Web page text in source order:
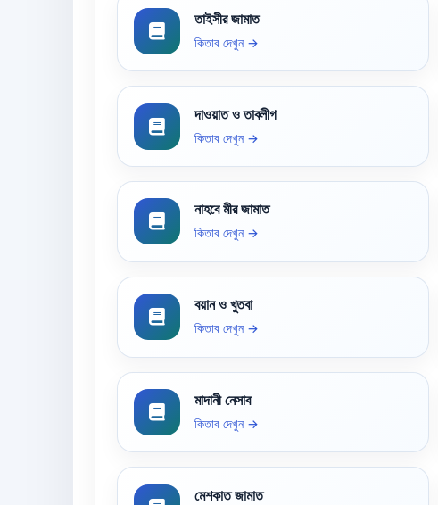
তাইসীর জামাত
কিতাব দেখুন →
দাওয়াত ও তাবলীগ
কিতাব দেখুন →
নাহবে মীর জামাত
কিতাব দেখুন →
বয়ান ও খুতবা
কিতাব দেখুন →
মাদানী নেসাব
কিতাব দেখুন →
মেশকাত জামাত